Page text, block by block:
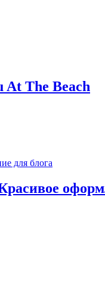
At The Beach